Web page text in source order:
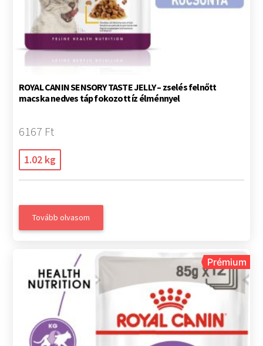
ROYAL CANIN SENSORY TASTE JELLY – zselés felnőtt
macska nedves táp fokozott íz élménnyel
6167 Ft
1.02 kg
Tovább olvasom
Prémium